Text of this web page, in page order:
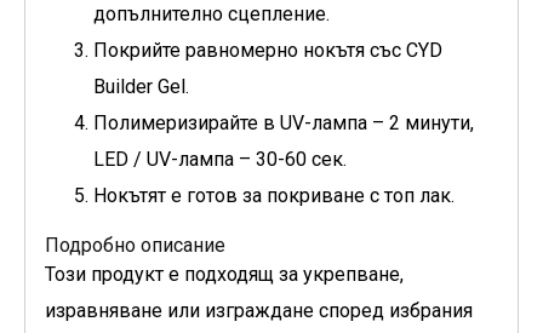
допълнително сцепление.
Покрийте равномерно нокътя със CYD
Builder Gel.
Полимеризирайте в UV-лампа – 2 минути,
LED / UV-лампа – 30-60 сек.
Нокътят е готов за покриване с топ лак.
Подробно описание
Този продукт е подходящ за укрепване,
изравняване или изграждане според избрания